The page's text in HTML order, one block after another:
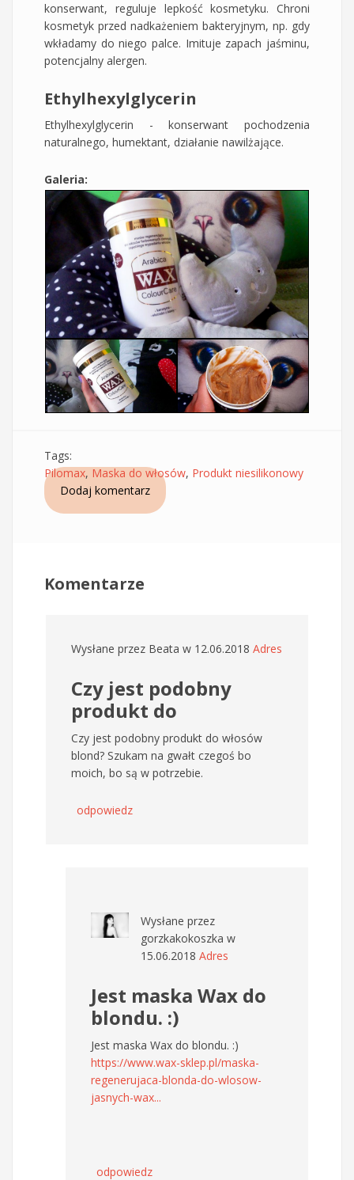
konserwant, reguluje lepkość kosmetyku. Chroni
kosmetyk przed nadkażeniem bakteryjnym, np. gdy
wkładamy do niego palce. Imituje zapach jaśminu,
potencjalny alergen.
Ethylhexylglycerin
Ethylhexylglycerin - konserwant pochodzenia
naturalnego, humektant, działanie nawilżające.
Galeria:
Tags:
Pilomax, Maska do włosów, Produkt niesilikonowy
Dodaj komentarz
Komentarze
Wysłane przez Beata w 12.06.2018 Adres
Czy jest podobny
produkt do
Czy jest podobny produkt do włosów
blond? Szukam na gwałt czegoś bo
moich, bo są w potrzebie.
odpowiedz
Wysłane przez
gorzkakokoszka w
15.06.2018 Adres
Jest maska Wax do
blondu. :)
Jest maska Wax do blondu. :)
https://www.wax-sklep.pl/maska-
regenerujaca-blonda-do-wlosow-
jasnych-wax...
odpowiedz